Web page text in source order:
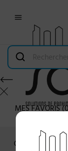

MES FAVORIS(
Connexion